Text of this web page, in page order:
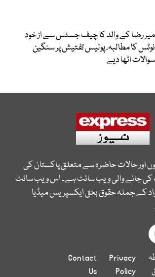
میر رضا کے والد کا چیف جسٹس سے از خود
نوٹس کا مطالبہ، پولیس تفتیش پر سنگین
سوالات اٹھا دیے
اور حالات حاضرہ سے متعلق پاکستان کی
جانے والی ویب سائٹ ہے۔ اس ویب سائٹ
کے جملہ حقوق بحق ایکسپریس میڈیا
Privacy
Policy
Contact
Us